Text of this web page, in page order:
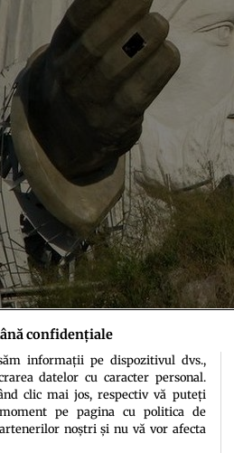
confidențiale
informații pe dispozitivul dvs.,
datelor cu caracter personal.
clic mai jos, respectiv vă puteți
pe pagina cu politica de
noștri și nu vă vor afecta